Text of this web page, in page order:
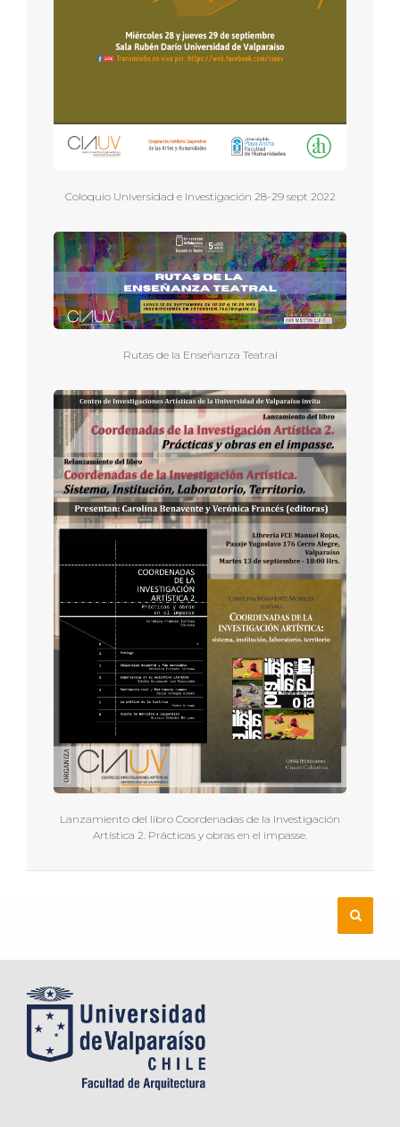
Coloquio Universidad e Investigación 28-29 sept 2022
Rutas de la Enseñanza Teatral
Lanzamiento del libro Coordenadas de la Investigación
Artística 2. Prácticas y obras en el impasse.